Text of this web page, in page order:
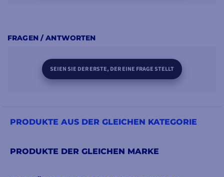
FRAGEN / ANTWORTEN
SEIEN SIE DER ERSTE, DER EINE FRAGE STELLT
PRODUKTE AUS DER GLEICHEN KATEGORIE
PRODUKTE DER GLEICHEN MARKE